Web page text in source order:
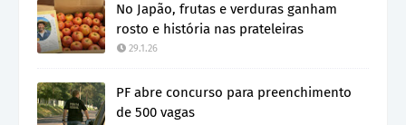
No Japão, frutas e verduras ganham
rosto e história nas prateleiras
29.1.26
PF abre concurso para preenchimento
de 500 vagas